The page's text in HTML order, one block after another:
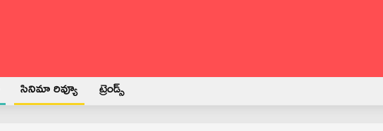
సినిమా రివ్యూ ట్రెండ్స్